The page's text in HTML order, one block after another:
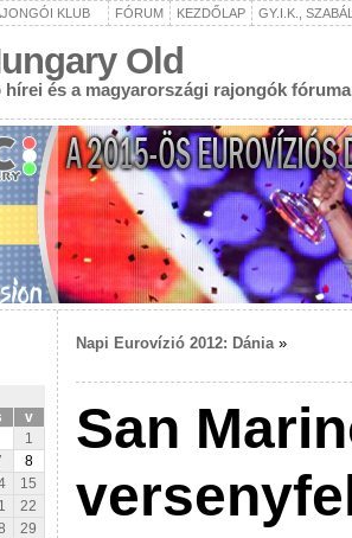
KLUB FÓRUM KEZDŐLAP GY.I.K.,
Old
és a magyarországi rajongók fóruma
v
1
8
15
22
29
Napi Eurovízió 2012: Dánia»
San